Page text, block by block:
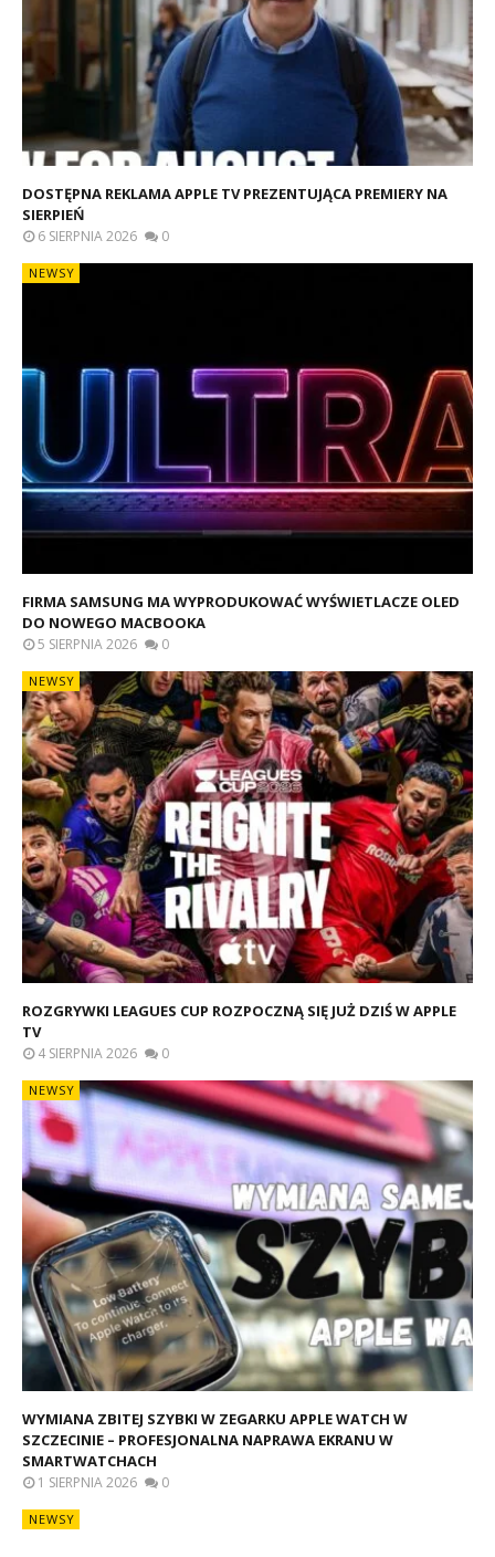
DOSTĘPNA REKLAMA APPLE TV PREZENTUJĄCA PREMIERY NA
SIERPIEŃ
6 SIERPNIA 2026 0
NEWSY
FIRMA SAMSUNG MA WYPRODUKOWAĆ WYŚWIETLACZE OLED
DO NOWEGO MACBOOKA
5 SIERPNIA 2026 0
NEWSY
ROZGRYWKI LEAGUES CUP ROZPOCZNĄ SIĘ JUŻ DZIŚ W APPLE
TV
4 SIERPNIA 2026 0
NEWSY
WYMIANA ZBITEJ SZYBKI W ZEGARKU APPLE WATCH W
SZCZECINIE – PROFESJONALNA NAPRAWA EKRANU W
SMARTWATCHACH
1 SIERPNIA 2026 0
NEWSY